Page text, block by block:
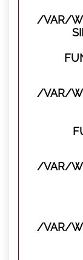
/VAR/
/VAR/
/VAR/
/VAR/